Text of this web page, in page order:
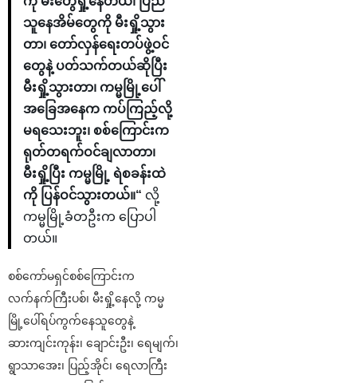
သူနေအိမ်တွေကို မီးရှို့သွား
တာ၊ တော်လှန်ရေးတပ်ဖွဲ့ဝင်
တွေနဲ့ ပတ်သက်တယ်ဆိုပြီး
မီးရှို့သွားတာ၊ ကမ္မမြို့ပေါ်
အခြေအနေက ကပ်ကြည့်လို့
မရသေးဘူး၊ စစ်ကြောင်းက
ရုတ်တရက်ဝင်ချလာတာ၊
မီးရှို့ပြီး ကမ္မမြို့ ရဲစခန်းထဲ
ကို ပြန်ဝင်သွားတယ်။“ လို့
ကမ္မမြို့ခံတဦးက ပြောပါ
တယ်။
စစ်ကော်မရှင်စစ်ကြောင်းက
လက်နက်ကြီးပစ်၊ မီးရှို့နေလို့ ကမ္မ
မြို့ပေါ်ရပ်ကွက်နေသူတွေနဲ့
ဆားကျင်းကုန်း၊ ချောင်းဦး၊ ရေမျက်၊
ရွာသာအေး၊ ပြည့်အိုင်၊ ရေလာကြီး